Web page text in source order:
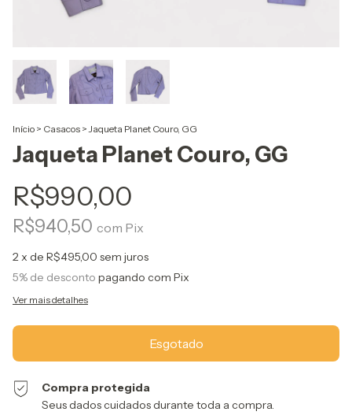
Início > Casacos > Jaqueta Planet Couro, GG
Jaqueta Planet Couro, GG
R$990,00
R$940,50 com Pix
2x de R$495,00 sem juros
5% de desconto pagando com Pix
Ver mais detalhes
Compra protegida
Seus dados cuidados durante toda a compra.